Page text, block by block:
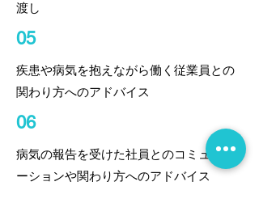
渡し
05
疾患や病気を抱えながら働く従業員​との
関わり方へのアドバイス
06
病気の報告を受けた社員とのコミュニケ
ーションや関わり方へのアドバイス